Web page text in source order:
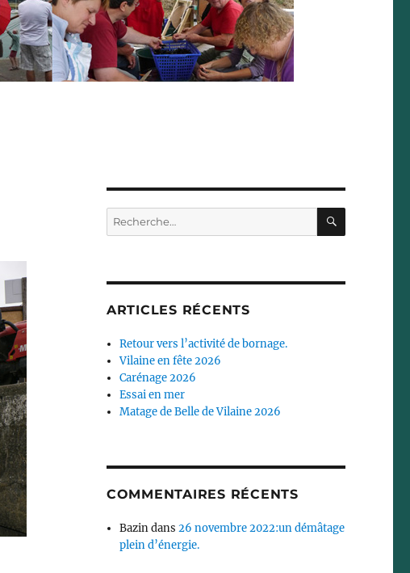
Recherche
pour :
ARTICLES RÉCENTS
Retour vers l’activité de bornage.
Vilaine en fête 2026
Carénage 2026
Essai en mer
Matage de Belle de Vilaine 2026
COMMENTAIRES RÉCENTS
Bazindans26 novembre 2022:un démâtage
plein d’énergie.